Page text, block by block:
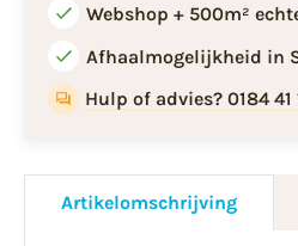
Webshop + 500m²
Afhaalmogelijkheid in
Hulp of advies? 0184 41
Artikelomschrijving